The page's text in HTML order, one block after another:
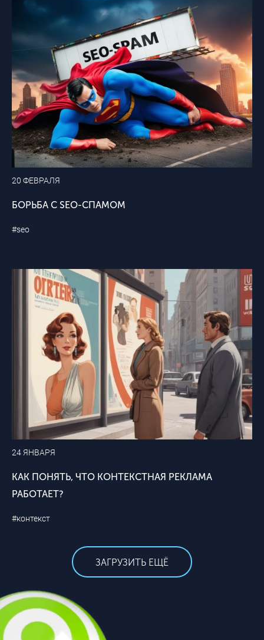
20 ФЕВРАЛЯ
БОРЬБА С SEO-СПАМОМ
#seo
24 ЯНВАРЯ
КАК ПОНЯТЬ, ЧТО КОНТЕКСТНАЯ РЕКЛАМА
РАБОТАЕТ?
#контекст
ЗАГРУЗИТЬ ЕЩЁ